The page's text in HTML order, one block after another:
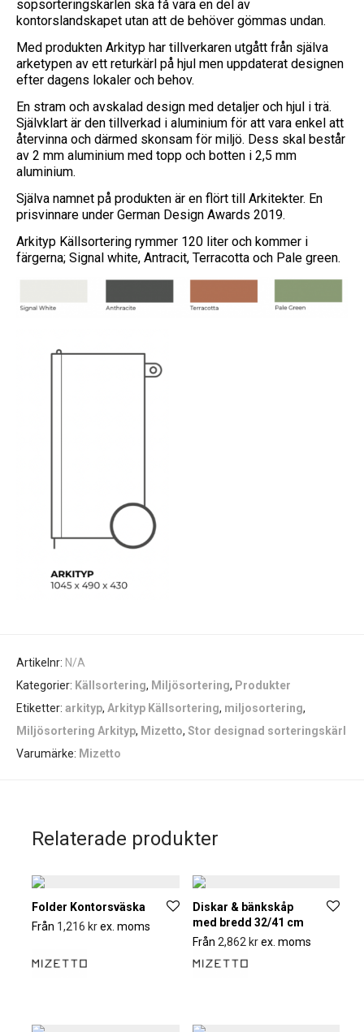
sopsorteringskärlen ska få vara en del av
kontorslandskapet utan att de behöver gömmas undan.
Med produkten Arkityp har tillverkaren utgått från själva
arketypen av ett returkärl på hjul men uppdaterat designen
efter dagens lokaler och behov.
En stram och avskalad design med detaljer och hjul i trä.
Självklart är den tillverkad i aluminium för att vara enkel att
återvinna och därmed skonsam för miljö. Dess skal består
av 2 mm aluminium med topp och botten i 2,5 mm
aluminium.
Själva namnet på produkten är en flört till Arkitekter. En
prisvinnare under German Design Awards 2019.
Arkityp Källsortering rymmer 120 liter och kommer i
färgerna; Signal white, Antracit, Terracotta och Pale green.
Artikelnr: N/A
Kategorier: Källsortering, Miljösortering, Produkter
Etiketter: arkityp, Arkityp Källsortering, miljosortering,
Miljösortering Arkityp, Mizetto, Stor designad sorteringskärl
Varumärke: Mizetto
Relaterade produkter
Folder Kontorsväska
Från 1,216 krex. moms
Diskar & bänkskåp
med bredd 32/41 cm
Från 2,862 krex. moms